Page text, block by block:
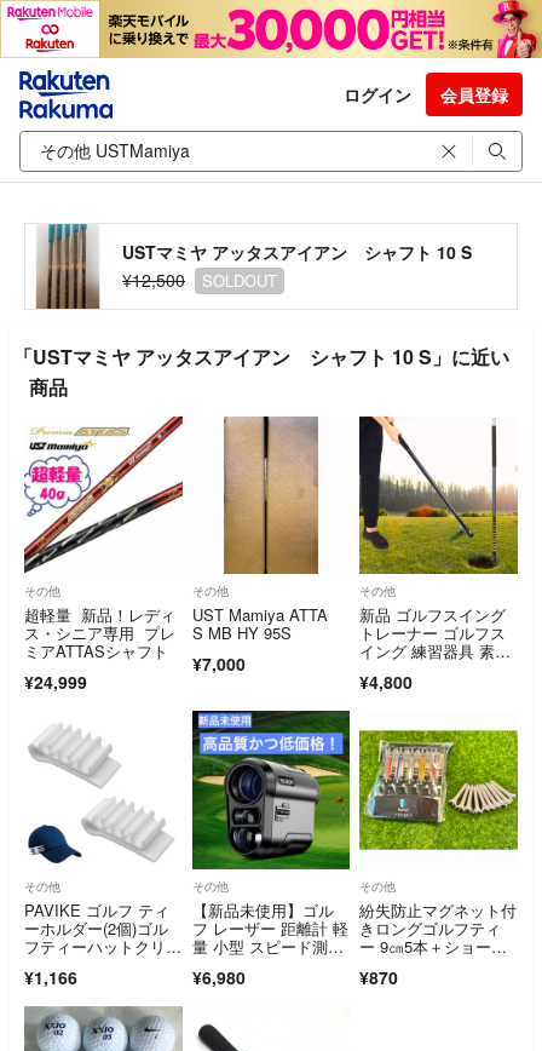
ログイン 会員登録
USTマミヤ アッタスアイアン シャフト 10 S
¥12,500
SOLDOUT
「USTマミヤ アッタスアイアン シャフト 10 S」に近い
商品
その他
超軽量 新品！レディ
ス・シニア専用 プレ
ミアATTASシャフト
¥24,999
その他
UST Mamiya ATTA
S MB HY 95S
¥7,000
その他
新品 ゴルフスイング
トレーナー ゴルフス
イング 練習器具 素振
¥4,800
その他
PAVIKE ゴルフ ティ
ーホルダー(2個)ゴル
フティーハットクリッ
¥1,166
その他
【新品未使用】ゴル
フ レーザー 距離計 軽
量 小型 スピード測
¥6,980
その他
紛失防止マグネット付
きロングゴルフティ
ー 9㎝5本＋ショート
¥870